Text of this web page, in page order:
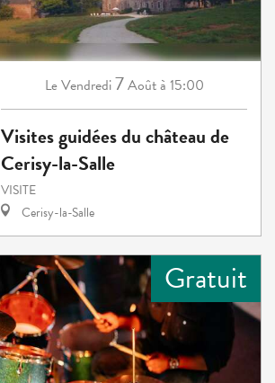
Le Vendredi7Aoûtà 15:00
Visites guidées du château de
Cerisy-la-Salle
VISITE
Cerisy-la-Salle
Gratuit